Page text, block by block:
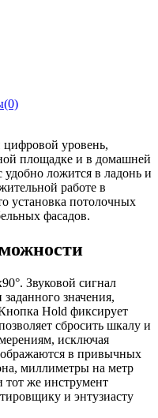
уровень,
площадке и в домашней
ложится в ладонь и
работе в
установка потолочных
фасадов.
Звуковой сигнал
значения,
Hold фиксирует
сбросить шкалу и
исключая
в привычных
миллиметры на метр
же инструмент
и энтузиасту